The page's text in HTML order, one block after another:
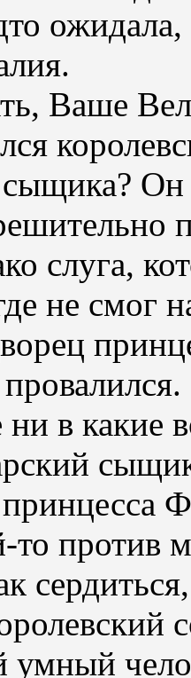
Ваше
сыщика?
слуга,
не смог
в какие
принцесса
то против
умный